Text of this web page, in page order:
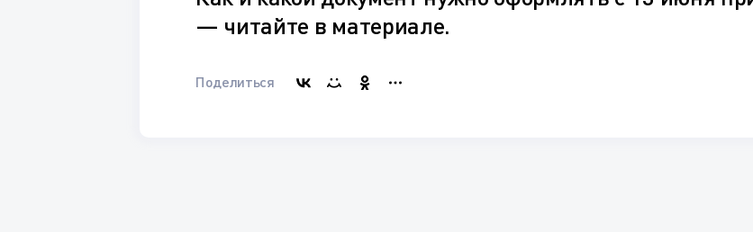
— читайте в материале.
Поделиться